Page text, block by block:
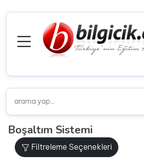
Boşaltım Sistemi
Filtreleme Seçenekleri